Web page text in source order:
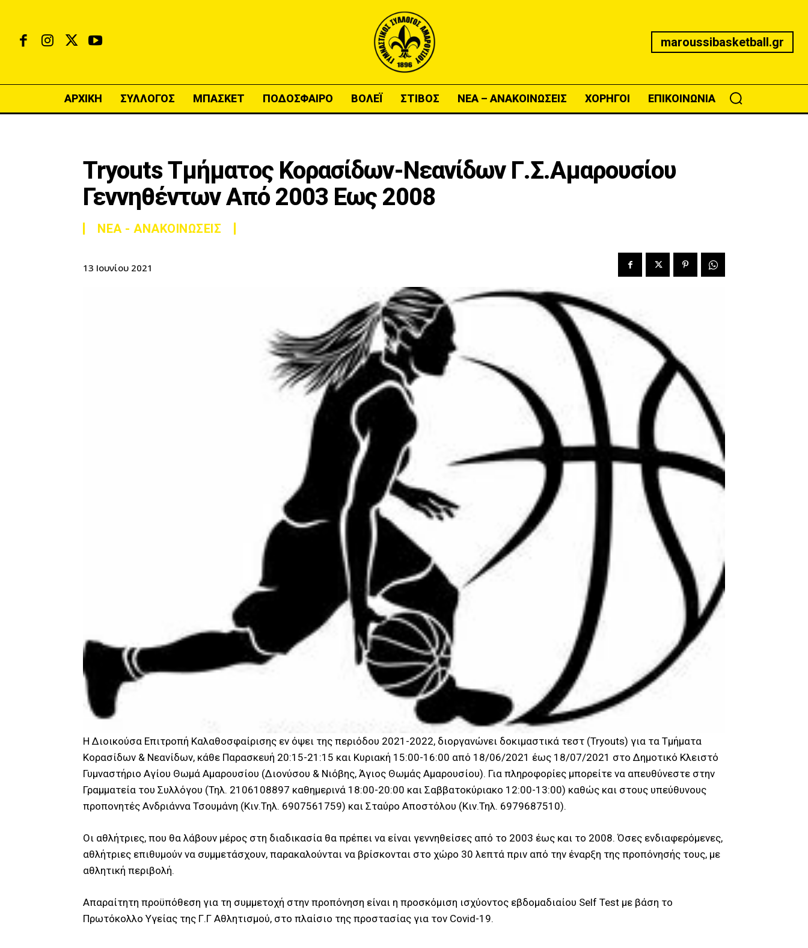
maroussibasketball.gr
ΑΡΧΙΚΗ ΣΥΛΛΟΓΟΣ ΜΠΑΣΚΕΤ ΠΟΔΟΣΦΑΙΡΟ ΒΟΛΕΪ ΣΤΙΒΟΣ ΝΕΑ – ΑΝΑΚΟΙΝΩΣΕΙΣ ΧΟΡΗΓΟΙ ΕΠΙΚΟΙΝΩΝΙΑ
Tryouts Τμήματος Κορασίδων-Νεανίδων Γ.Σ.Αμαρουσίου
Γεννηθέντων Από 2003 Εως 2008
ΝΕΑ - ΑΝΑΚΟΙΝΩΣΕΙΣ
13 Ιουνίου 2021
Η Διοικούσα Επιτροπή Καλαθοσφαίρισης εν όψει της περιόδου 2021-2022, διοργανώνει δοκιμαστικά τεστ (Tryοuts) για τα Τμήματα
Κορασίδων & Νεανίδων, κάθε Παρασκευή 20:15-21:15 και Κυριακή 15:00-16:00 από 18/06/2021 έως 18/07/2021 στo Δημοτικό Κλειστό
Γυμναστήριο Αγίου Θωμά Αμαρουσίου (Διονύσου & Νιόβης, Άγιος Θωμάς Αμαρουσίου). Για πληροφορίες μπορείτε να απευθύνεστε στην
Γραμματεία του Συλλόγου (Τηλ. 2106108897 καθημερινά 18:00-20:00 και Σαββατοκύριακο 12:00-13:00) καθώς και στους υπεύθυνους
προπονητές Ανδριάννα Τσουμάνη (Κιν.Τηλ. 6907561759) και Σταύρο Αποστόλου (Κιν.Τηλ. 6979687510).
Οι αθλήτριες, που θα λάβουν μέρος στη διαδικασία θα πρέπει να είναι γεννηθείσες από το 2003 έως και το 2008. Όσες ενδιαφερόμενες,
αθλήτριες επιθυμούν να συμμετάσχουν, παρακαλούνται να βρίσκονται στο χώρο 30 λεπτά πριν από την έναρξη της προπόνησής τους, με
αθλητική περιβολή.
Απαραίτητη προϋπόθεση για τη συμμετοχή στην προπόνηση είναι η προσκόμιση ισχύοντος εβδομαδιαίου Self Test με βάση το
Πρωτόκολλο Υγείας της Γ.Γ Αθλητισμού, στο πλαίσιο της προστασίας για τον Covid-19.